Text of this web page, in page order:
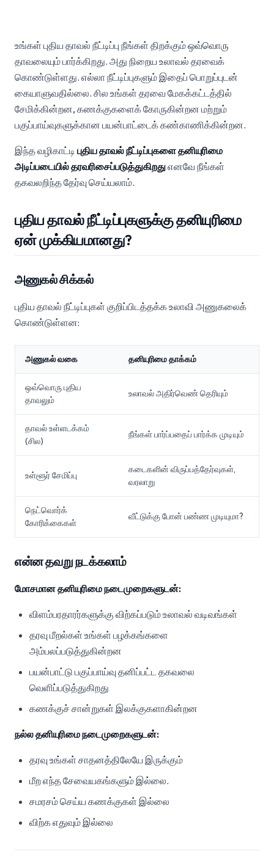
உங்கள் புதிய தாவல் நீட்டிப்பு நீங்கள் திறக்கும் ஒவ்வொரு
தாவலையும் பார்க்கிறது. அது நிறைய உலாவல் தரவைக்
கொண்டுள்ளது. எல்லா நீட்டிப்புகளும் இதைப் பொறுப்புடன்
கையாளுவதில்லை. சில உங்கள் தரவை மேகக்கட்டத்தில்
சேமிக்கின்றன, கணக்குகளைக் கோருகின்றன மற்றும்
பகுப்பாய்வுகளுக்கான பயன்பாட்டைக் கண்காணிக்கின்றன.
இந்த வழிகாட்டி புதிய தாவல் நீட்டிப்புகளை தனியுரிமை
அடிப்படையில் தரவரிசைப்படுத்துகிறதுஎனவே நீங்கள்
தகவலறிந்த தேர்வு செய்யலாம்.
புதிய தாவல் நீட்டிப்புகளுக்கு தனியுரிமை
ஏன் முக்கியமானது?
அணுகல் சிக்கல்
புதிய தாவல் நீட்டிப்புகள் குறிப்பிடத்தக்க உலாவி அணுகலைக்
கொண்டுள்ளன:
அணுகல் வகை தனியுரிமை தாக்கம்
ஒவ்வொரு புதிய
தாவலும்
உலாவல் அதிர்வெண் தெரியும்
தாவல் உள்ளடக்கம்
(சில)
நீங்கள் பார்ப்பதைப் பார்க்க முடியும்
உள்ளூர் சேமிப்பு
கடைகளின் விருப்பத்தேர்வுகள்,
வரலாறு
நெட்வொர்க்
கோரிக்கைகள்
வீட்டுக்கு போன் பண்ண முடியுமா?
என்ன தவறு நடக்கலாம்
மோசமான தனியுரிமை நடைமுறைகளுடன்:
விளம்பரதாரர்களுக்கு விற்கப்படும் உலாவல் வடிவங்கள்
தரவு மீறல்கள் உங்கள் பழக்கங்களை
அம்பலப்படுத்துகின்றன
பயன்பாட்டு பகுப்பாய்வு தனிப்பட்ட தகவலை
வெளிப்படுத்துகிறது
கணக்குச் சான்றுகள் இலக்குகளாகின்றன
நல்ல தனியுரிமை நடைமுறைகளுடன்:
தரவு உங்கள் சாதனத்திலேயே இருக்கும்
மீற எந்த சேவையகங்களும் இல்லை.
சமரசம் செய்ய கணக்குகள் இல்லை
விற்க எதுவும் இல்லை